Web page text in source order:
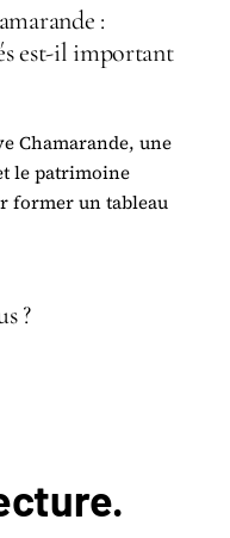
:
est-il important
Chamarande, une
le patrimoine
former un tableau
?
.